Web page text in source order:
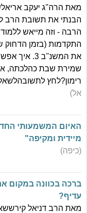
מאת הרה"ג יעקב
את המשנ"ב
שמירת שבת כהלכתה,
רימון?לחץ
אל)
האיום המשמעותי
מיידית ומקיפה"
(כיפה)
ברכה בכוונה במקום
עדיף?
מאת הרב דניאל